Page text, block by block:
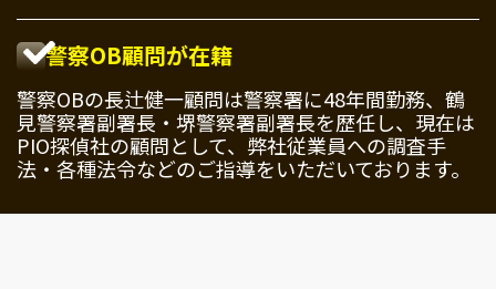
警察OB顧問が在籍
警察OBの長辻健一顧問は警察署に48年間勤務、鶴
見警察署副署長・堺警察署副署長を歴任し、現在は
PIO探偵社の顧問として、弊社従業員への調査手
法・各種法令などのご指導をいただいております。